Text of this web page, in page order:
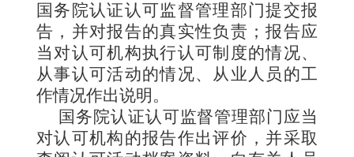
国务院认证认可监督管理部门提交报
告，并对报告的真实性负责；报告应
当对认可机构执行认可制度的情况、
从事认可活动的情况、从业人员的工
作情况作出说明。
国务院认证认可监督管理部门应当
对认可机构的报告作出评价，并采取